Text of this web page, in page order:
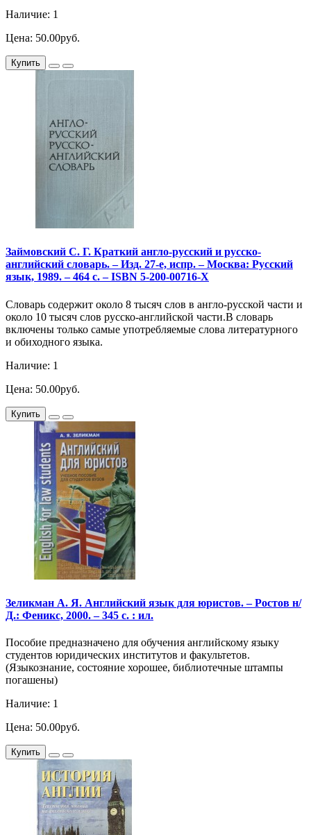
Наличие: 1
Цена: 50.00руб.
Купить
Займовский С. Г. Краткий англо-русский и русско-
английский словарь. – Изд. 27-е, испр. – Москва: Русский
язык, 1989. – 464 с. – ISBN 5-200-00716-X
Словарь содержит около 8 тысяч слов в англо-русской части и
около 10 тысяч слов русско-английской части.В словарь
включены только самые употребляемые слова литературного
и обиходного языка.
Наличие: 1
Цена: 50.00руб.
Купить
Зеликман А. Я. Английский язык для юристов. – Ростов н/
Д.: Феникс, 2000. – 345 с. : ил.
Пособие предназначено для обучения английскому языку
студентов юридических институтов и факультетов.
(Языкознание, состояние хорошее, библиотечные штампы
погашены)
Наличие: 1
Цена: 50.00руб.
Купить